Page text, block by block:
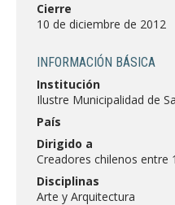
Estudiantes
Académicas/os
Cierre
10 de diciembre de 2012
INFORMACIÓN BÁSICA
Institución
Ilustre Municipalidad de
País
Dirigido a
Creadores chilenos entre
Disciplinas
Arte y Arquitectura